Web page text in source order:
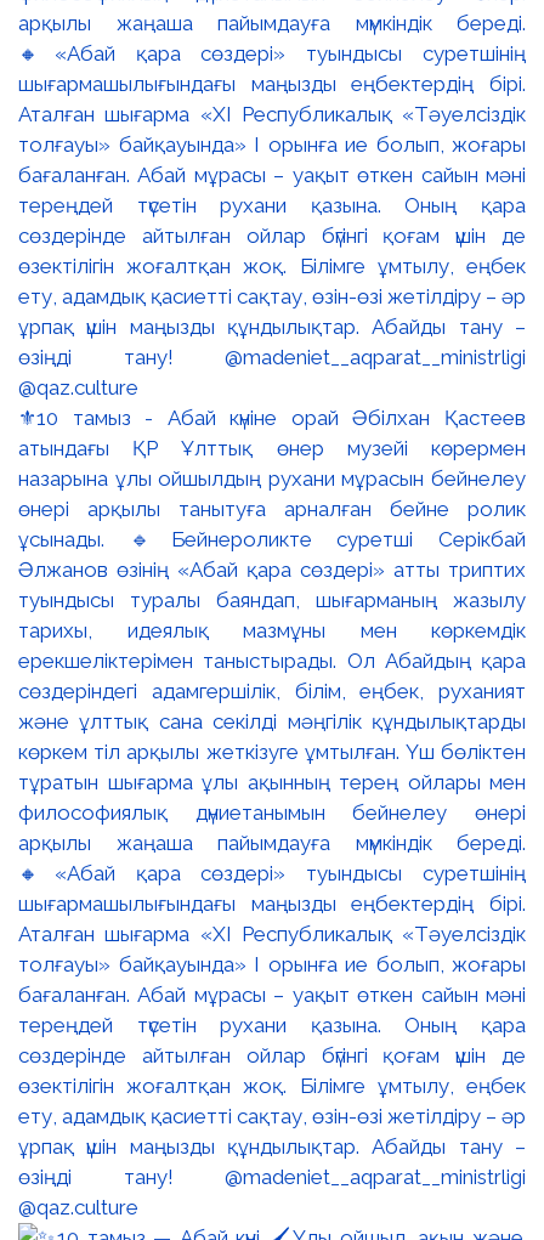
⚜️10 тамыз - Абай күніне орай Әбілхан Қастеев
атындағы ҚР Ұлттық өнер музейі көрермен
назарына ұлы ойшылдың рухани мұрасын бейнелеу
өнері арқылы танытуға арналған бейне ролик
ұсынады. 🔹Бейнероликте суретші Серікбай
Әлжанов өзінің «Абай қара сөздері» атты триптих
туындысы туралы баяндап, шығарманың жазылу
тарихы, идеялық мазмұны мен көркемдік
ерекшеліктерімен таныстырады. Ол Абайдың қара
сөздеріндегі адамгершілік, білім, еңбек, руханият
және ұлттық сана секілді мәңгілік құндылықтарды
көркем тіл арқылы жеткізуге ұмтылған. Үш бөліктен
тұратын шығарма ұлы ақынның терең ойлары мен
философиялық дүниетанымын бейнелеу өнері
арқылы жаңаша пайымдауға мүмкіндік береді.
🔸«Абай қара сөздері» туындысы суретшінің
шығармашылығындағы маңызды еңбектердің бірі.
Аталған шығарма «XI Республикалық «Тәуелсіздік
толғауы» байқауында» І орынға ие болып, жоғары
бағаланған. Абай мұрасы – уақыт өткен сайын мәні
тереңдей түсетін рухани қазына. Оның қара
сөздерінде айтылған ойлар бүгінгі қоғам үшін де
өзектілігін жоғалтқан жоқ. Білімге ұмтылу, еңбек
ету, адамдық қасиетті сақтау, өзін-өзі жетілдіру – әр
ұрпақ үшін маңызды құндылықтар. Абайды тану –
өзіңді тану! @madeniet__aqparat__ministrligi
@qaz.culture